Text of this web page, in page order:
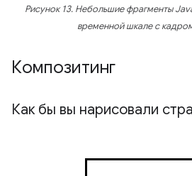
Рисунок 13. Небольшие фрагменты
временной шкале с
Композитинг
Как бы вы нарисовали